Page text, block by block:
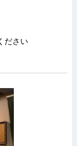
ださい